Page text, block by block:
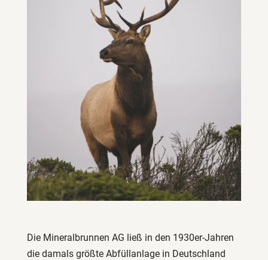
Die Mineralbrunnen AG ließ in den 1930er-Jahren
die damals größte Abfüllanlage in Deutschland